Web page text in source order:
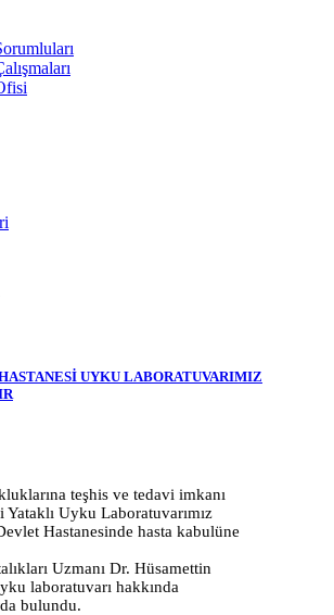
UYKU LABORATUVARIMIZ
teşhis ve tedavi imkanı
Yataklı Uyku Laboratuvarımız
Hastanesinde hasta kabulüne
Uzmanı Dr. Hüsamettin
laboratuvarı hakkında
bulundu.